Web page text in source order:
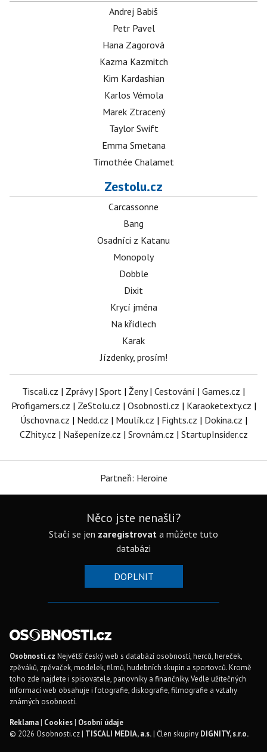
Andrej Babiš
Petr Pavel
Hana Zagorová
Kazma Kazmitch
Kim Kardashian
Karlos Vémola
Marek Ztracený
Taylor Swift
Emma Smetana
Timothée Chalamet
Zestolu.cz
Carcassonne
Bang
Osadníci z Katanu
Monopoly
Dobble
Dixit
Krycí jména
Na křídlech
Karak
Jízdenky, prosím!
Tiscali.cz | Zprávy| Sport | Ženy| Cestování | Games.cz |
Profigamers.cz | ZeStolu.cz | Osobnosti.cz | Karaoketexty.cz |
Úschovna.cz | Nedd.cz | Moulík.cz | Fights.cz | Dokina.cz |
CZhity.cz | Našepeníze.cz | Srovnám.cz | StartupInsider.cz
Partneři: Heroine
Něco jste nenašli?
Stačí se jen zaregistrovat a můžete tuto
databázi
DOPLNIT
Osobnosti.cz Největší český web s databází osobností, herců, hereček,
zpěváků, zpěvaček, modelek, filmů, hudebních skupin a sportovců. Kromě
toho zde najdete i spisovatele, panovníky a finančníky. Vedle užitečných
informací web obsahuje i fotografie, diskografie, filmografie a vztahy
známých osobností.
Reklama| Cookies| Osobní údaje
© 2026 Osobnosti.cz | TISCALI MEDIA, a.s.| Člen skupiny DIGNITY, s.r.o.